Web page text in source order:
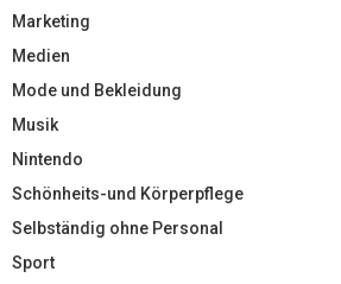
Marketing
Medien
Mode und Bekleidung
Musik
Nintendo
Schönheits-und Körperpflege
Selbständig ohne Personal
Sport